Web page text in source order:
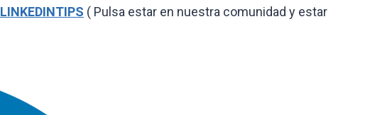
LINKEDINTIPS ( Pulsa estar en nuestra comunidad y estar